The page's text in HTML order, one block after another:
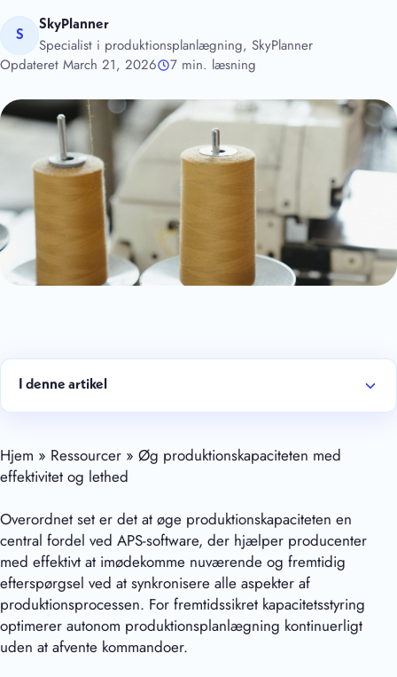
S
SkyPlanner
Specialist i produktionsplanlægning, SkyPlanner
Opdateret March 21, 2026
7 min. læsning
I denne artikel
Hjem » Ressourcer » Øg produktionskapaciteten med
effektivitet og lethed
Overordnet set er det at øge produktionskapaciteten en
central fordel ved APS-software, der hjælper producenter
med effektivt at imødekomme nuværende og fremtidig
efterspørgsel ved at synkronisere alle aspekter af
produktionsprocessen. For fremtidssikret kapacitetsstyring
optimerer autonom produktionsplanlægning kontinuerligt
uden at afvente kommandoer.